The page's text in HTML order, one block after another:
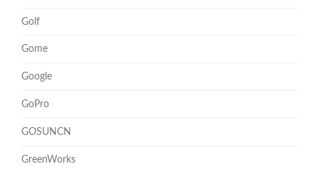
Golf
Gome
Google
GoPro
GOSUNCN
GreenWorks